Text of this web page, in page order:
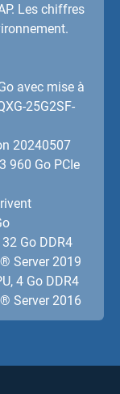
Les chiffres
avec mise à
25G2SF-
20240507
960 Go PCIe
Go DDR4
Server 2019
4 Go DDR4
Server 2016